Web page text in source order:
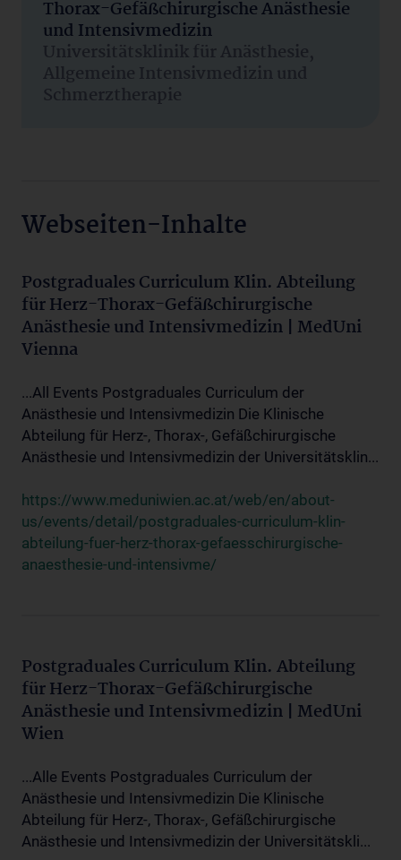
Thorax-Gefäßchirurgische Anästhesie
und Intensivmedizin
Universitätsklinik für Anästhesie,
Allgemeine Intensivmedizin und
Schmerztherapie
Webseiten-Inhalte
Postgraduales Curriculum Klin. Abteilung
für Herz-Thorax-Gefäßchirurgische
Anästhesie und Intensivmedizin | MedUni
Vienna
...All Events Postgraduales Curriculum der
Anästhesie und Intensivmedizin Die Klinische
Abteilung für Herz-, Thorax-, Gefäßchirurgische
Anästhesie und Intensivmedizin der Universitätsklin...
https://www.meduniwien.ac.at/web/en/about-
us/events/detail/postgraduales-curriculum-klin-
abteilung-fuer-herz-thorax-gefaesschirurgische-
anaesthesie-und-intensivme/
Postgraduales Curriculum Klin. Abteilung
für Herz-Thorax-Gefäßchirurgische
Anästhesie und Intensivmedizin | MedUni
Wien
...Alle Events Postgraduales Curriculum der
Anästhesie und Intensivmedizin Die Klinische
Abteilung für Herz-, Thorax-, Gefäßchirurgische
Anästhesie und Intensivmedizin der Universitätskli...